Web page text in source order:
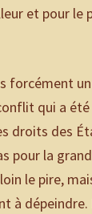
et pour le
forcément
qui a
droits des
pour la
le pire,
à